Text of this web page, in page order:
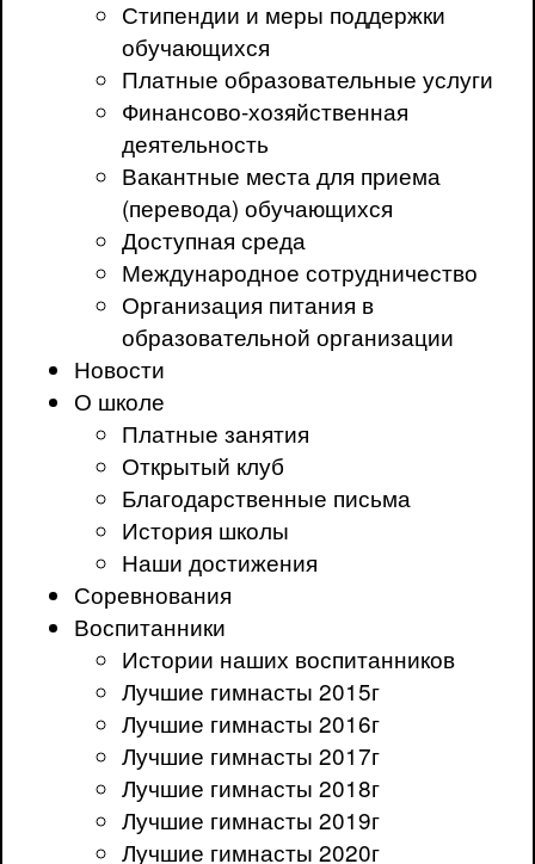
Стипендии и меры поддержки
обучающихся
Платные образовательные услуги
Финансово-хозяйственная
деятельность
Вакантные места для приема
(перевода) обучающихся
Доступная среда
Международное сотрудничество
Организация питания в
образовательной организации
Новости
О школе
Платные занятия
Открытый клуб
Благодарственные письма
История школы
Наши достижения
Соревнования
Воспитанники
Истории наших воспитанников
Лучшие гимнасты 2015г
Лучшие гимнасты 2016г
Лучшие гимнасты 2017г
Лучшие гимнасты 2018г
Лучшие гимнасты 2019г
Лучшие гимнасты 2020г